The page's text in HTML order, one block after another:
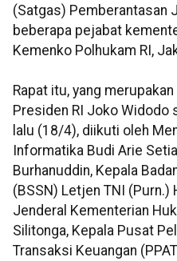
(Satgas) Pemberantasan
beberapa pejabat
Kemenko Polhukam RI,
Rapat itu, yang
Presiden RI Joko Widodo
lalu (18/4), diikuti oleh
Informatika Budi Arie
Burhanuddin, Kepala
(BSSN) Letjen TNI
Jenderal Kementerian
Silitonga, Kepala Pusat
Transaksi Keuangan